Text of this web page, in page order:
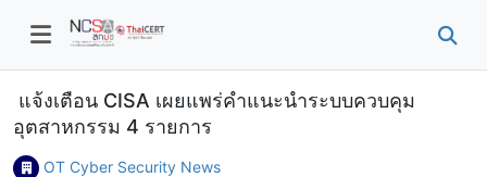
แจ้งเตือน CISA เผยแพร่คำแนะนำระบบควบคุม
อุตสาหกรรม 4 รายการ
OT Cyber Security News